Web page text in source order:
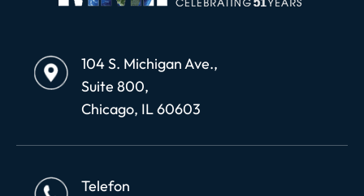
104 S. Michigan Ave.,
Suite 800,
Chicago, IL 60603
Telefon